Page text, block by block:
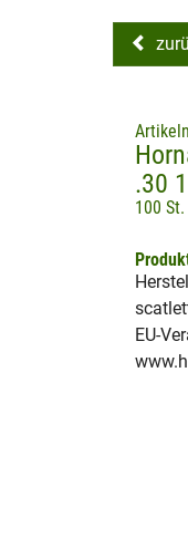
.30
100 St.
EU-